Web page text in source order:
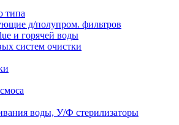
типа
д/полупром. фильтров
и горячей воды
систем очистки
воды, У/Ф стерилизаторы